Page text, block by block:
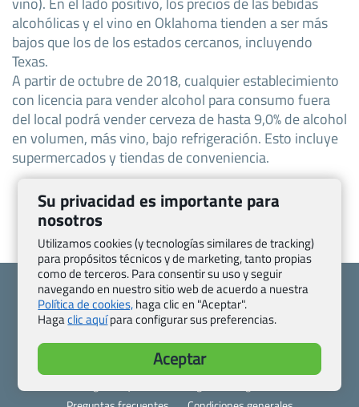
alcohólicas y el vino en Oklahoma tienden a ser más
bajos que los de los estados cercanos, incluyendo
Texas.
A partir de octubre de 2018, cualquier establecimiento
con licencia para vender alcohol para consumo fuera
del local podrá vender cerveza de hasta 9,0% de alcohol
en volumen, más vino, bajo refrigeración. Esto incluye
supermercados y tiendas de conveniencia.
Quienes somos
Contacto
Pasaporte, Visado, Salud y otras disposiciones específicas
Su privacidad es importante para
nosotros
Utilizamos cookies (y tecnologías similares de tracking)
para propósitos técnicos y de marketing, tanto propias
como de terceros. Para consentir su uso y seguir
navegando en nuestro sitio web de acuerdo a nuestra
Política de cookies,haga clic en "Aceptar".
Hagaclic aquípara configurar sus preferencias.
Aceptar